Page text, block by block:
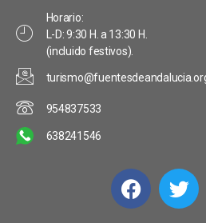
Horario:
L-D: 9:30 H. a 13:30 H.
(incluido festivos).
954837533
638241546